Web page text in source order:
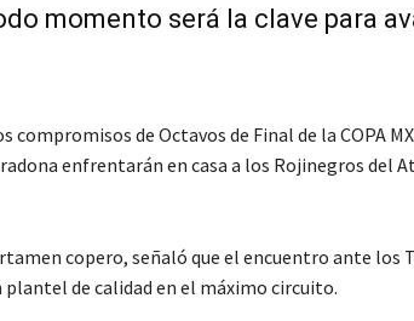
momento será la clave para
de Octavos de Final de la COPA
enfrentarán en casa a los Rojinegros del
copero, señaló que el encuentro ante los
de calidad en el máximo circuito.